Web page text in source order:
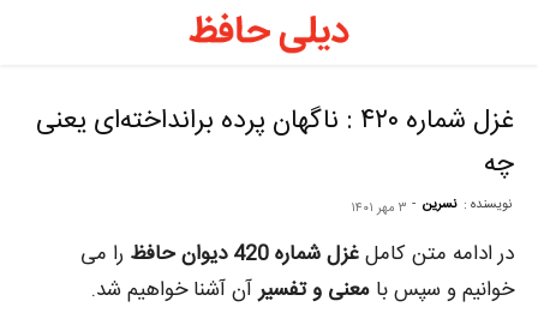
غزل شماره ۴۲۰ : ناگهان پرده برانداخته‌ای یعنی
چه
نویسنده : نسرین - ۳ مهر ۱۴۰۱
در ادامه متن کاملغزل شماره 420 دیوان حافظ
را می
خوانیم و سپس با معنی و تفسیرآن آشنا خواهیم شد.